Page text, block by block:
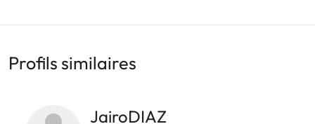
Profils similaires
JairoDIAZ